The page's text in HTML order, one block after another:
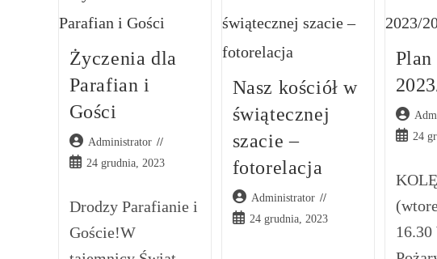
Życzenia dla
Parafian i
Gości
Post
author:
Administrator
Post24 grudnia, 2023
Drodzy Parafianie i
Goście!W
Nasz kościół w
świątecznej
szacie –
fotorelacja
Post
author:
Administrator
Post24 grudnia, 2023
Post
author:
Post24